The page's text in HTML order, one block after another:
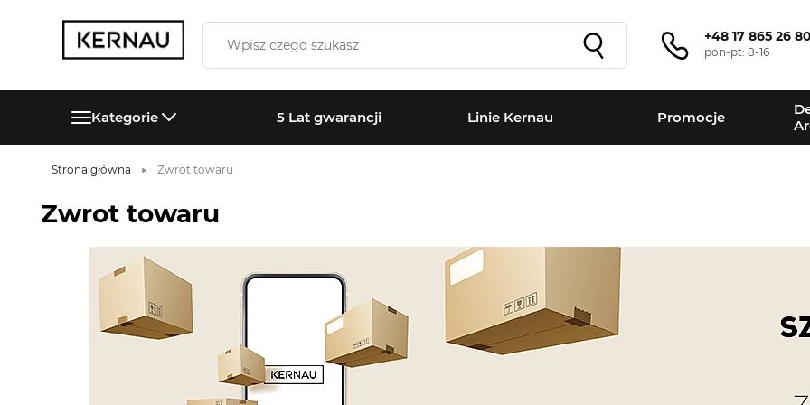
+48 17 865 26
pon-pt: 8-16
Kategorie 5 Lat gwarancji Linie Kernau Promocje
Strona główna Zwrot towaru
Zwrot towaru